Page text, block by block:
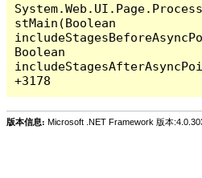
stMain(Boolean
Boolean
版本信息: Microsoft .NET Framework 版本